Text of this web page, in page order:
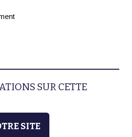
SUR CETTE
SITE